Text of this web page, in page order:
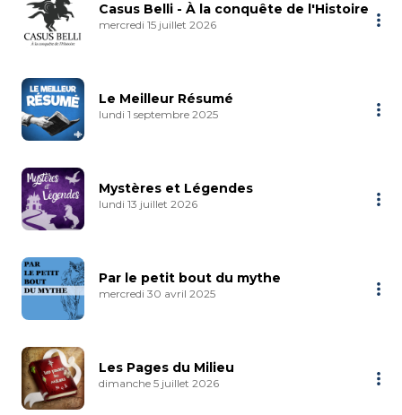
Casus Belli - À la conquête de l'Histoire
mercredi 15 juillet 2026
Le Meilleur Résumé
lundi 1 septembre 2025
Mystères et Légendes
lundi 13 juillet 2026
Par le petit bout du mythe
mercredi 30 avril 2025
Les Pages du Milieu
dimanche 5 juillet 2026